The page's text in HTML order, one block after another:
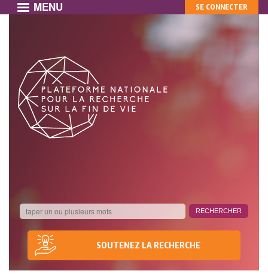
principal
MENU
SOUTENEZ LA RECHERCHE
MON
COMPTE
SE CONNECTER